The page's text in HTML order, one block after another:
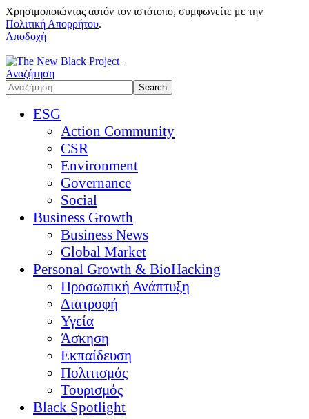
Χρησιμοποιώντας αυτόν τον ιστότοπο, συμφωνείτε με την
Πολιτική Απορρήτου.
Αποδοχή
Αναζήτηση
ESG
Action Community
CSR
Environment
Governance
Social
Business Growth
Business News
Global Market
Personal Growth & BioHacking
Προσωπική Ανάπτυξη
Διατροφή
Υγεία
Άσκηση
Εκπαίδευση
Πολιτισμός
Τουρισμός
Black Spotlight